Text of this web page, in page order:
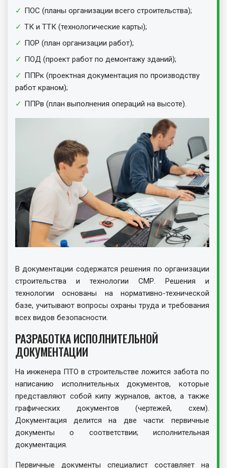
ПОС (планы организации всего строительства);
ТК и ТТК (технологические карты);
ПОР (план организации работ);
ПОД (проект работ по демонтажу зданий);
ППРк (проектная документация по производству
работ краном);
ППРв (план выполнения операций на высоте).
В документации содержатся решения по организации
строительства и технологии СМР. Решения и
технологии основаны на нормативно-технической
базе, учитывают вопросы охраны труда и требования
всех видов безопасности.
РАЗРАБОТКА ИСПОЛНИТЕЛЬНОЙ
ДОКУМЕНТАЦИИ
На инженера ПТО в строительстве ложится забота по
написанию исполнительных документов, которые
представляют собой кипу журналов, актов, а также
графических документов (чертежей, схем).
Документация делится на две части: первичные
документы о соответствии; исполнительная
документация.
Первичные документы специалист составляет на